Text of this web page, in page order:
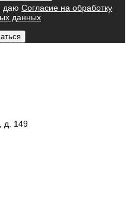
даю Согласие на обработку
данных
д. 149